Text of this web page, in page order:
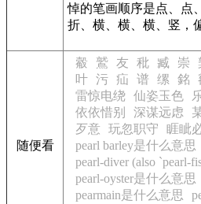
悼的笔画顺序是点、点
折、横、横、横、竖，
随便看
觳 鷲 友 秕 臧 崇
叶 污 疝 谱 缧 銘
雷惊电绕 仙姿玉色
依依惜别
深谋远虑
歹意
玩忽职守 睚眦
pearl barley是什么意思
pearl-diver (also `pearl-
pearl-oyster是什么意思
pearmain是什么意思